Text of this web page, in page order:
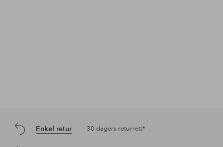
Enkel retur 30 dagers returrett*